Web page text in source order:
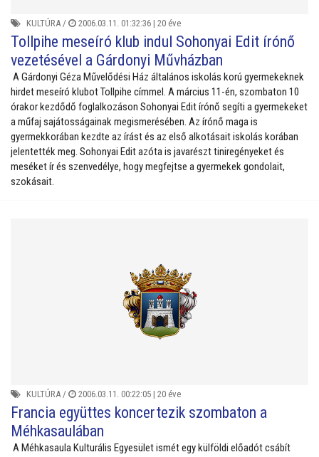
KULTÚRA / 2006.03.11. 01:32:36 | 20 éve
Tollpihe meseíró klub indul Sohonyai Edit írónő
vezetésével a Gárdonyi Művházban
A Gárdonyi Géza Művelődési Ház általános iskolás korú gyermekeknek
hirdet meseíró klubot Tollpihe címmel. A március 11-én, szombaton 10
órakor kezdődő foglalkozáson Sohonyai Edit írónő segíti a gyermekeket
a műfaj sajátosságainak megismerésében. Az írónő maga is
gyermekkorában kezdte az írást és az első alkotásait iskolás korában
jelentették meg. Sohonyai Edit azóta is javarészt tiniregényeket és
meséket ír és szenvedélye, hogy megfejtse a gyermekek gondolait,
szokásait.
KULTÚRA / 2006.03.11. 00:22:05 | 20 éve
Francia együttes koncertezik szombaton a
Méhkasaulában
A Méhkasaula Kulturális Egyesület ismét egy külföldi előadót csábít